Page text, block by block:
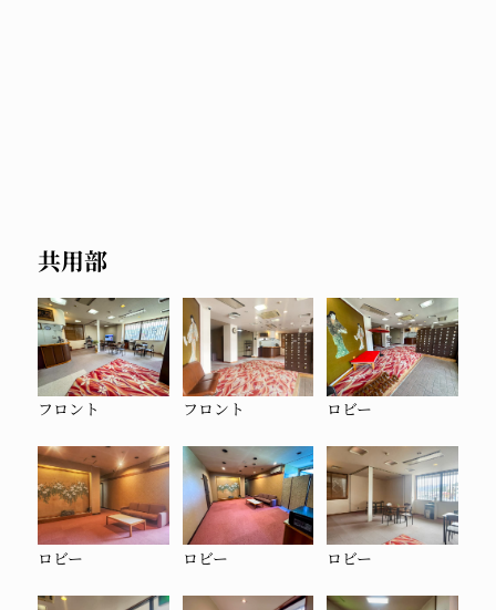
共用部
フロント フロント ロビー
ロビー ロビー ロビー